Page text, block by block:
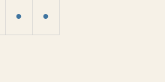
● ●